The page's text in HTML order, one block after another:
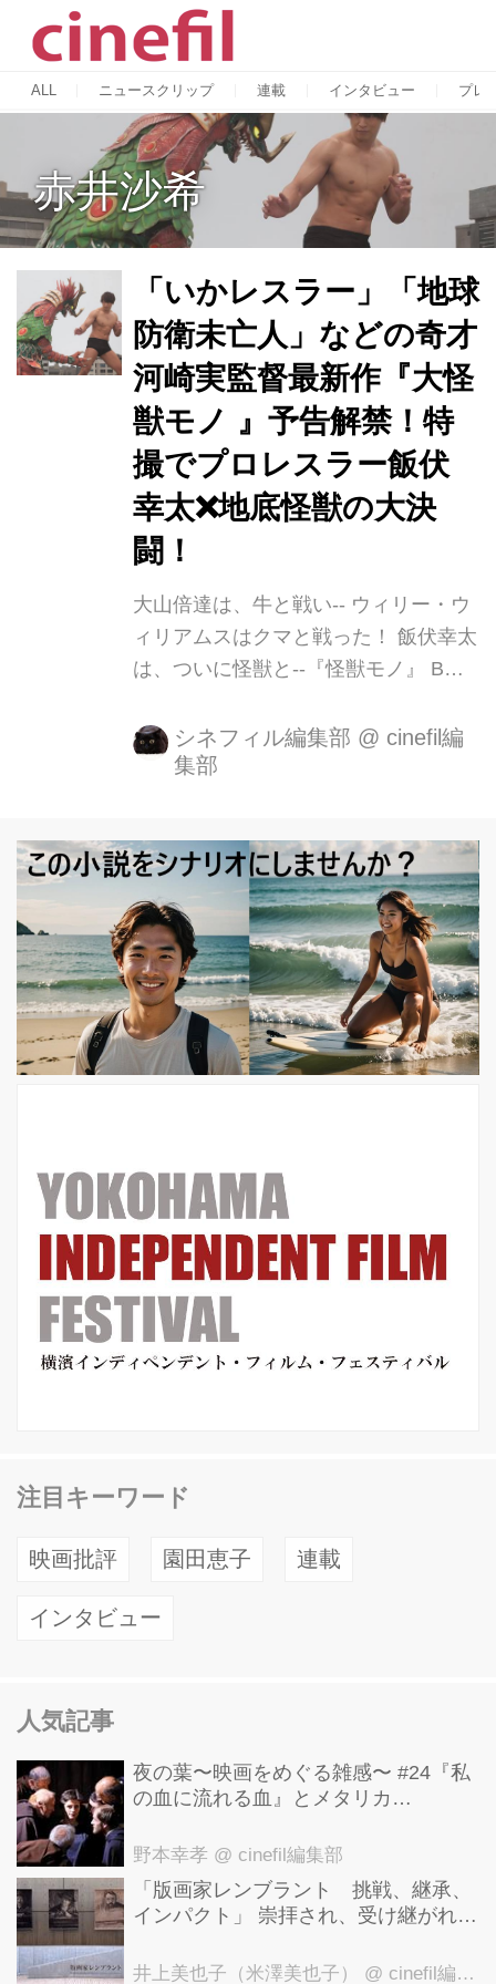
ALL ニュースクリップ 連載 インタビュー プレ
赤井沙希
「いかレスラー」「地球
防衛未亡人」などの奇才
河崎実監督最新作『大怪
獣モノ 』予告解禁！特
撮でプロレスラー飯伏
幸太❌地底怪獣の大決
闘！
大山倍達は、牛と戦い-- ウィリー・ウ
ィリアムスはクマと戦った！ 飯伏幸太
は、ついに怪獣と--『怪獣モノ』 B級
新作予告が解禁になりました！ 今回
は、実際の人気プロレスラーの飯伏幸
に挑戦！ その他、出演者も、あの悪役
レスラー鈴木みのるや、伝説のウルト
ラマン アラシ隊員だった毒蝮三太夫。
そして、特別出演には現代美術家 会田
誠、小説家岩井志麻子やDDTプロレス
からは高木三四郎---恐るべし河崎ワー
ルドが実現します！ 先に発表の特報か
シネフィル編集部 @ cinefil編
集部
注目キーワード
映画批評 園田恵子 連載
インタビュー
人気記事
夜の葉〜映画をめぐる雑感〜 #24『私
の血に流れる血』とメタリカ
野本幸孝 @ cinefil編集部
「版画家レンブラント 挑戦、継承、
インパクト」 崇拝され、受け継がれ、
洋美術館にて9月23日まで開催中！
井上美也子（米澤美也子） @ cinefil編集部